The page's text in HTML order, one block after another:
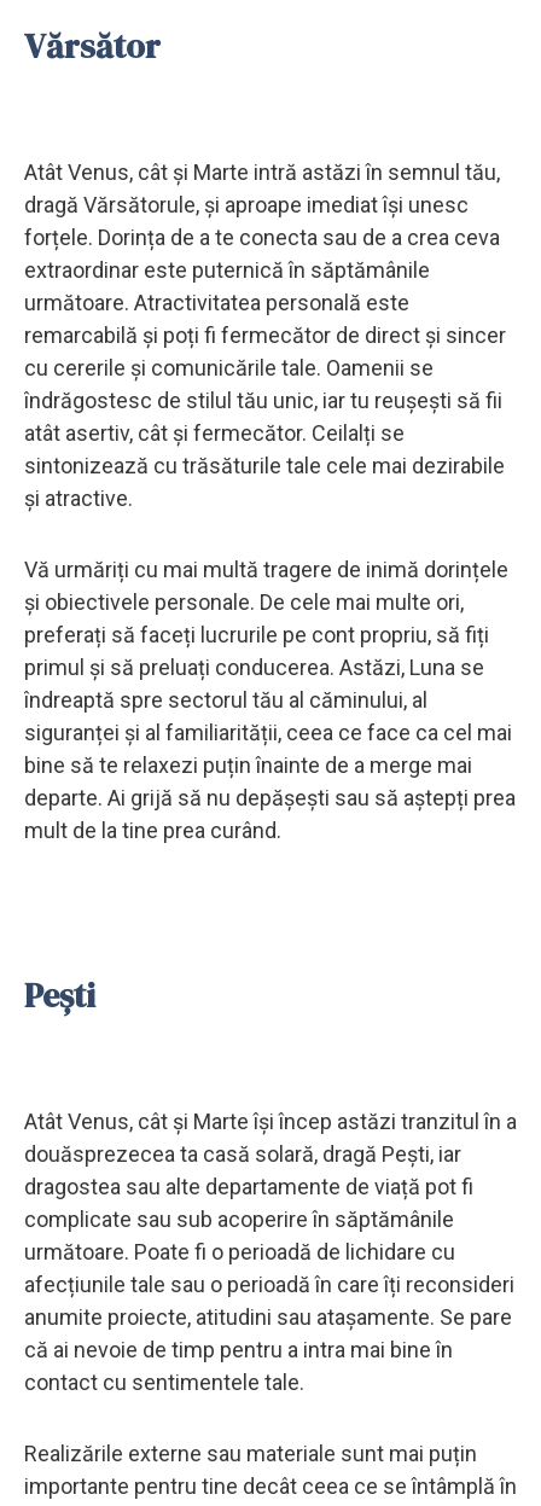
Vărsător
Atât Venus, cât și Marte intră astăzi în semnul tău,
dragă Vărsătorule, și aproape imediat își unesc
forțele. Dorința de a te conecta sau de a crea ceva
extraordinar este puternică în săptămânile
următoare. Atractivitatea personală este
remarcabilă și poți fi fermecător de direct și sincer
cu cererile și comunicările tale. Oamenii se
îndrăgostesc de stilul tău unic, iar tu reușești să fii
atât asertiv, cât și fermecător. Ceilalți se
sintonizează cu trăsăturile tale cele mai dezirabile
și atractive.
Vă urmăriți cu mai multă tragere de inimă dorințele
și obiectivele personale. De cele mai multe ori,
preferați să faceți lucrurile pe cont propriu, să fiți
primul și să preluați conducerea. Astăzi, Luna se
îndreaptă spre sectorul tău al căminului, al
siguranței și al familiarității, ceea ce face ca cel mai
bine să te relaxezi puțin înainte de a merge mai
departe. Ai grijă să nu depășești sau să aștepți prea
mult de la tine prea curând.
Pești
Atât Venus, cât și Marte își încep astăzi tranzitul în a
douăsprezecea ta casă solară, dragă Pești, iar
dragostea sau alte departamente de viață pot fi
complicate sau sub acoperire în săptămânile
următoare. Poate fi o perioadă de lichidare cu
afecțiunile tale sau o perioadă în care îți reconsideri
anumite proiecte, atitudini sau atașamente. Se pare
că ai nevoie de timp pentru a intra mai bine în
contact cu sentimentele tale.
Realizările externe sau materiale sunt mai puțin
importante pentru tine decât ceea ce se întâmplă în